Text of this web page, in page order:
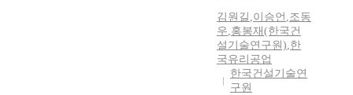
김원길 ,이승언 ,조동
우,홍봉재(한국건
설기술연구원),한
국유리공업
한국건설기술연
구원